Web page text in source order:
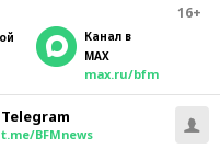
16+
Канал в
MAX
max.ru/bfm
Telegram
t.me/BFMnews